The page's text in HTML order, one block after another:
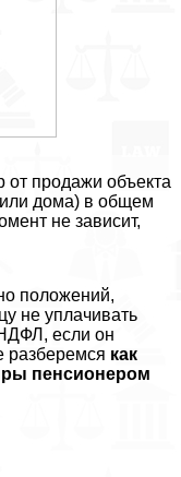
продажи объекта
дома) в общем
не зависит,
положений,
не уплачивать
если он
разберемся как
пенсионером